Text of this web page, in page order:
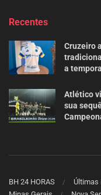
Recentes
Cruzeiro
a
Atlético
sua
BH 24 HORAS Últimas